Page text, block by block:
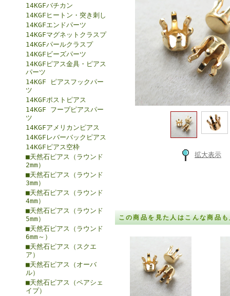
14KGFバチカン
14KGFヒートン・突き刺し
14KGFエンドパーツ
14KGFマグネットクラスプ
14KGFパールクラスプ
14KGFビーズパーツ
14KGFピアス金具・ピアス
パーツ
14KGF ピアスフックパー
ツ
14KGFポストピアス
14KGF フープピアスパー
ツ
14KGFアメリカンピアス
14KGFレバーバックピアス
14KGFピアス空枠
■天然石ピアス（ラウンド
2mm）
■天然石ピアス（ラウンド
3mm）
■天然石ピアス（ラウンド
4mm）
■天然石ピアス（ラウンド
5mm）
■天然石ピアス（ラウンド
6mm～）
■天然石ピアス（スクエ
ア）
■天然石ピアス（オーバ
ル）
■天然石ピアス（ペアシェ
イプ）
拡大表示
この商品を見た人はこんな商品